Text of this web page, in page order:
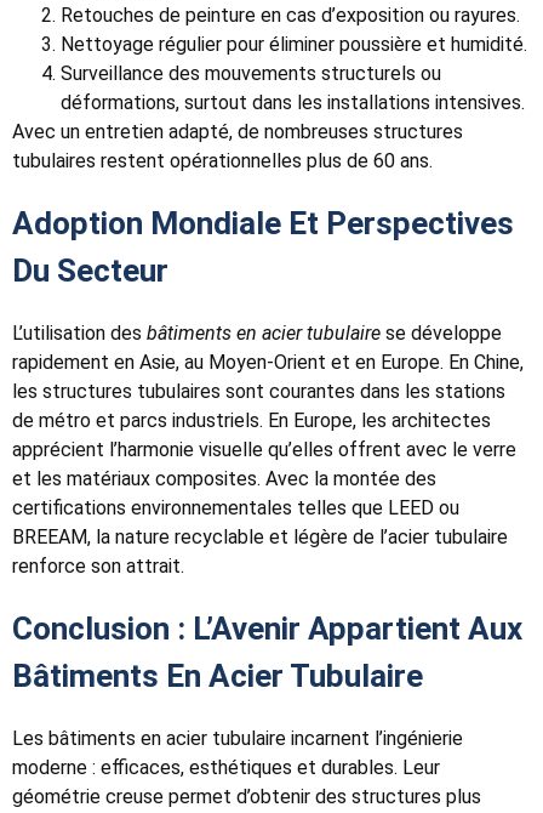
Retouches de peinture en cas d’exposition ou rayures.
Nettoyage régulier pour éliminer poussière et humidité.
Surveillance des mouvements structurels ou
déformations, surtout dans les installations intensives.
Avec un entretien adapté, de nombreuses structures
tubulaires restent opérationnelles plus de 60 ans.
Adoption Mondiale Et Perspectives
Du Secteur
L’utilisation des bâtiments en acier tubulaire se développe
rapidement en Asie, au Moyen-Orient et en Europe. En Chine,
les structures tubulaires sont courantes dans les stations
de métro et parcs industriels. En Europe, les architectes
apprécient l’harmonie visuelle qu’elles offrent avec le verre
et les matériaux composites. Avec la montée des
certifications environnementales telles que LEED ou
BREEAM, la nature recyclable et légère de l’acier tubulaire
renforce son attrait.
Conclusion : L’Avenir Appartient Aux
Bâtiments En Acier Tubulaire
Les bâtiments en acier tubulaire incarnent l’ingénierie
moderne : efficaces, esthétiques et durables. Leur
géométrie creuse permet d’obtenir des structures plus